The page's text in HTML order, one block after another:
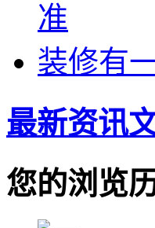
准
装修有
最新资讯
您的浏览